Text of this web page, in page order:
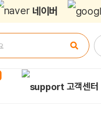
네이버
고객센터